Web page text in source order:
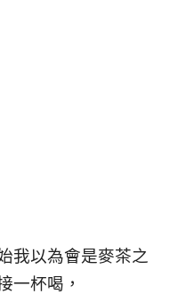
我以為會是麥茶之
一杯喝，